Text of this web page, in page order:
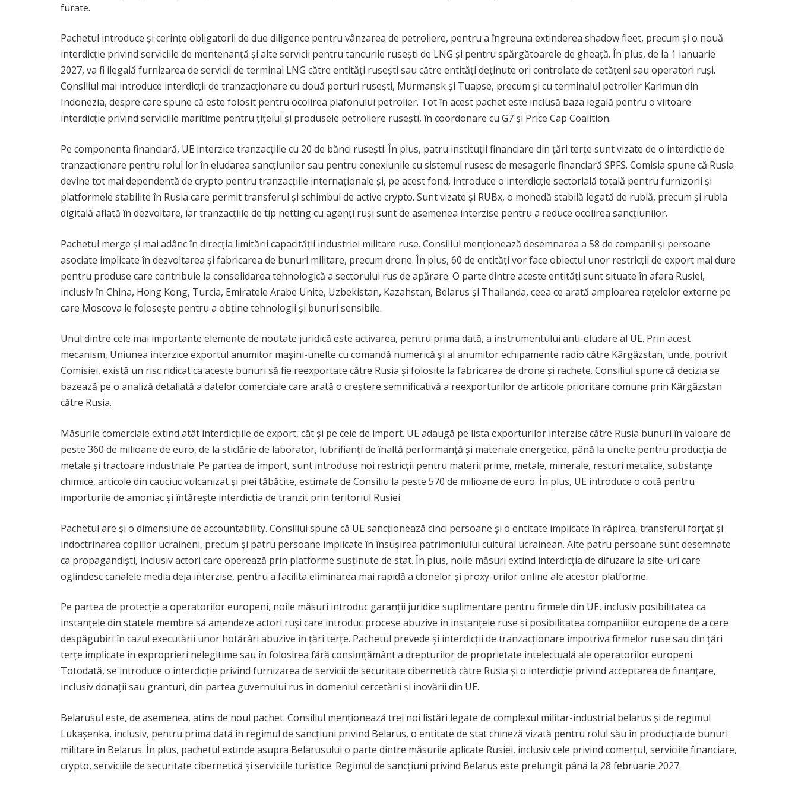
furate.
Pachetul introduce și cerințe obligatorii de due diligence pentru vânzarea de petroliere, pentru a îngreuna extinderea shadow fleet, precum și o nouă
interdicție privind serviciile de mentenanță și alte servicii pentru tancurile rusești de LNG și pentru spărgătoarele de gheață. În plus, de la 1 ianuarie
2027, va fi ilegală furnizarea de servicii de terminal LNG către entități rusești sau către entități deținute ori controlate de cetățeni sau operatori ruși.
Consiliul mai introduce interdicții de tranzacționare cu două porturi rusești, Murmansk și Tuapse, precum și cu terminalul petrolier Karimun din
Indonezia, despre care spune că este folosit pentru ocolirea plafonului petrolier. Tot în acest pachet este inclusă baza legală pentru o viitoare
interdicție privind serviciile maritime pentru țițeiul și produsele petroliere rusești, în coordonare cu G7 și Price Cap Coalition.
Pe componenta financiară, UE interzice tranzacțiile cu 20 de bănci rusești. În plus, patru instituții financiare din țări terțe sunt vizate de o interdicție de
tranzacționare pentru rolul lor în eludarea sancțiunilor sau pentru conexiunile cu sistemul rusesc de mesagerie financiară SPFS. Comisia spune că Rusia
devine tot mai dependentă de crypto pentru tranzacțiile internaționale și, pe acest fond, introduce o interdicție sectorială totală pentru furnizorii și
platformele stabilite în Rusia care permit transferul și schimbul de active crypto. Sunt vizate și RUBx, o monedă stabilă legată de rublă, precum și rubla
digitală aflată în dezvoltare, iar tranzacțiile de tip netting cu agenți ruși sunt de asemenea interzise pentru a reduce ocolirea sancțiunilor.
Pachetul merge și mai adânc în direcția limitării capacității industriei militare ruse. Consiliul menționează desemnarea a 58 de companii și persoane
asociate implicate în dezvoltarea și fabricarea de bunuri militare, precum drone. În plus, 60 de entități vor face obiectul unor restricții de export mai dure
pentru produse care contribuie la consolidarea tehnologică a sectorului rus de apărare. O parte dintre aceste entități sunt situate în afara Rusiei,
inclusiv în China, Hong Kong, Turcia, Emiratele Arabe Unite, Uzbekistan, Kazahstan, Belarus și Thailanda, ceea ce arată amploarea rețelelor externe pe
care Moscova le folosește pentru a obține tehnologii și bunuri sensibile.
Unul dintre cele mai importante elemente de noutate juridică este activarea, pentru prima dată, a instrumentului anti-eludare al UE. Prin acest
mecanism, Uniunea interzice exportul anumitor mașini-unelte cu comandă numerică și al anumitor echipamente radio către Kârgâzstan, unde, potrivit
Comisiei, există un risc ridicat ca aceste bunuri să fie reexportate către Rusia și folosite la fabricarea de drone și rachete. Consiliul spune că decizia se
bazează pe o analiză detaliată a datelor comerciale care arată o creștere semnificativă a reexporturilor de articole prioritare comune prin Kârgâzstan
către Rusia.
Măsurile comerciale extind atât interdicțiile de export, cât și pe cele de import. UE adaugă pe lista exporturilor interzise către Rusia bunuri în valoare de
peste 360 de milioane de euro, de la sticlărie de laborator, lubrifianți de înaltă performanță și materiale energetice, până la unelte pentru producția de
metale și tractoare industriale. Pe partea de import, sunt introduse noi restricții pentru materii prime, metale, minerale, resturi metalice, substanțe
chimice, articole din cauciuc vulcanizat și piei tăbăcite, estimate de Consiliu la peste 570 de milioane de euro. În plus, UE introduce o cotă pentru
importurile de amoniac și întărește interdicția de tranzit prin teritoriul Rusiei.
Pachetul are și o dimensiune de accountability. Consiliul spune că UE sancționează cinci persoane și o entitate implicate în răpirea, transferul forțat și
indoctrinarea copiilor ucraineni, precum și patru persoane implicate în însușirea patrimoniului cultural ucrainean. Alte patru persoane sunt desemnate
ca propagandiști, inclusiv actori care operează prin platforme susținute de stat. În plus, noile măsuri extind interdicția de difuzare la site-uri care
oglindesc canalele media deja interzise, pentru a facilita eliminarea mai rapidă a clonelor și proxy-urilor online ale acestor platforme.
Pe partea de protecție a operatorilor europeni, noile măsuri introduc garanții juridice suplimentare pentru firmele din UE, inclusiv posibilitatea ca
instanțele din statele membre să amendeze actori ruși care introduc procese abuzive în instanțele ruse și posibilitatea companiilor europene de a cere
despăgubiri în cazul executării unor hotărâri abuzive în țări terțe. Pachetul prevede și interdicții de tranzacționare împotriva firmelor ruse sau din țări
terțe implicate în exproprieri nelegitime sau în folosirea fără consimțământ a drepturilor de proprietate intelectuală ale operatorilor europeni.
Totodată, se introduce o interdicție privind furnizarea de servicii de securitate cibernetică către Rusia și o interdicție privind acceptarea de finanțare,
inclusiv donații sau granturi, din partea guvernului rus în domeniul cercetării și inovării din UE.
Belarusul este, de asemenea, atins de noul pachet. Consiliul menționează trei noi listări legate de complexul militar-industrial belarus și de regimul
Lukașenka, inclusiv, pentru prima dată în regimul de sancțiuni privind Belarus, o entitate de stat chineză vizată pentru rolul său în producția de bunuri
militare în Belarus. În plus, pachetul extinde asupra Belarusului o parte dintre măsurile aplicate Rusiei, inclusiv cele privind comerțul, serviciile financiare,
crypto, serviciile de securitate cibernetică și serviciile turistice. Regimul de sancțiuni privind Belarus este prelungit până la 28 februarie 2027.